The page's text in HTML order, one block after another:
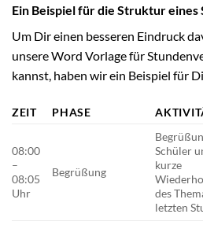
Ein Beispiel für die Struktur
Um Dir einen besseren Eindruck
unsere Word Vorlage für
kannst, haben wir ein Beispiel für
ZEIT PHASE
08:00
–
08:05
Uhr
Begrüßung
Schüler
kurze
des
letzten